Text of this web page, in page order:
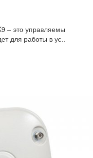
– это управляемы
для работы в ус..